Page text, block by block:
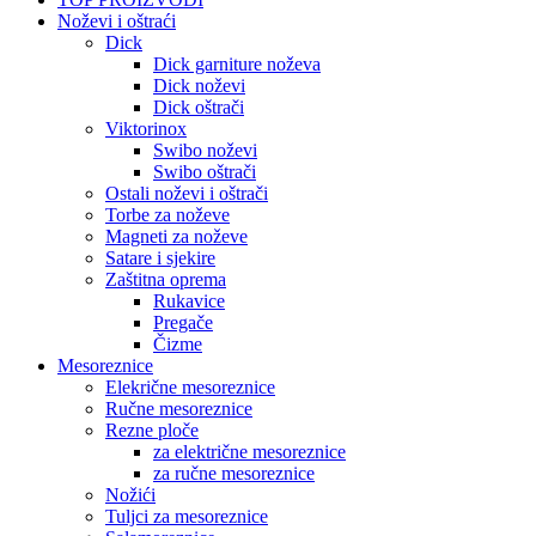
Noževi i oštraći
Dick
Dick garniture noževa
Dick noževi
Dick oštrači
Viktorinox
Swibo noževi
Swibo oštrači
Ostali noževi i oštrači
Torbe za noževe
Magneti za noževe
Satare i sjekire
Zaštitna oprema
Rukavice
Pregače
Čizme
Mesoreznice
Elekrične mesoreznice
Ručne mesoreznice
Rezne ploče
za električne mesoreznice
za ručne mesoreznice
Nožići
Tuljci za mesoreznice